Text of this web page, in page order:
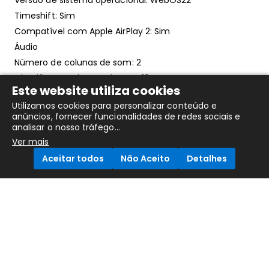
Timeshift: Sim
Compatível com Apple AirPlay 2: Sim
Áudio
Número de colunas de som: 2
Classificação de Energia RMS: 10 W
Descodificadores de som: DTS
Modos de som: Clear Voice II
REDE
Wi-Fi: Sim
Este website utiliza cookies
Utilizamos cookies para personalizar conteúdo e
anúncios, fornecer funcionalidades de redes sociais e
analisar o nosso tráfego...
Ver mais
Aceitar todos
Não Aceito Detalhes